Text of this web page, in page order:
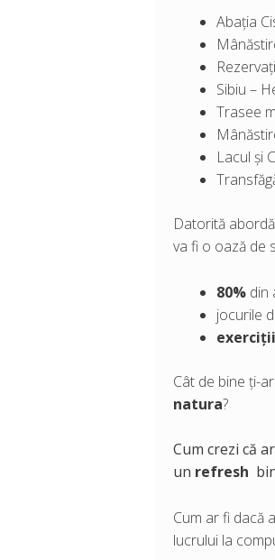
Abația
Sibiu –
Trasee
Lacul și
Datorită
va fi o oază de
80% din
jocurile
Cât de bine ți-
natura?
Cum crezi că
un refresh
Cum ar fi dacă
lucrului la